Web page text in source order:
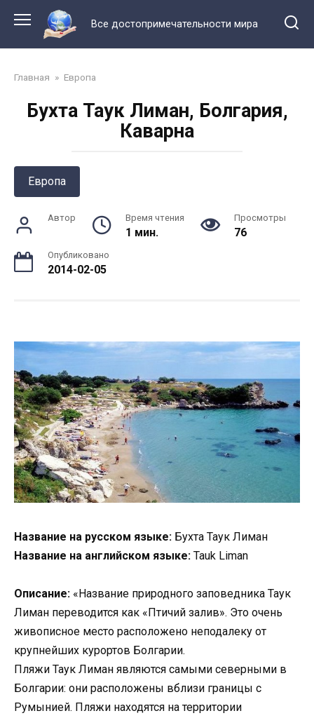
контенту
Все достопримечательности мира
Главная » Европа
Бухта Таук Лиман, Болгария,
Каварна
Европа
Автор Время чтения
1 мин.
Просмотры
76
Опубликовано
2014-02-05
Название на русском языке: Бухта Таук Лиман
Название на английском языке: Tauk Liman
Описание: «Название природного заповедника Таук
Лиман переводится как «Птичий залив». Это очень
живописное место расположено неподалеку от
крупнейших курортов Болгарии.
Пляжи Таук Лиман являются самыми северными в
Болгарии: они расположены вблизи границы с
Румынией. Пляжи находятся на территории